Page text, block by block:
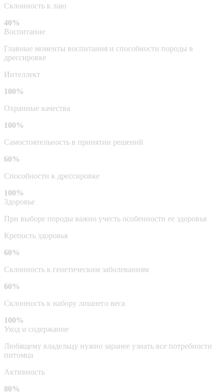
Склонность к лаю
40%
Воспитание
Главные моменты воспитания и способности породы в
дрессировке
Интеллект
100%
Охранные качества
100%
Самостоятельность в принятии решений
60%
Способности к дрессировке
100%
Здоровье
При выборе породы важно учесть особенности ее здоровья
Крепость здоровья
60%
Склонность к генетическим заболеваниям
60%
Склонность к набору лишнего веса
100%
Уход и содержание
Любящему владельцу нужно заранее узнать все потребности
питомца
Активность
80%